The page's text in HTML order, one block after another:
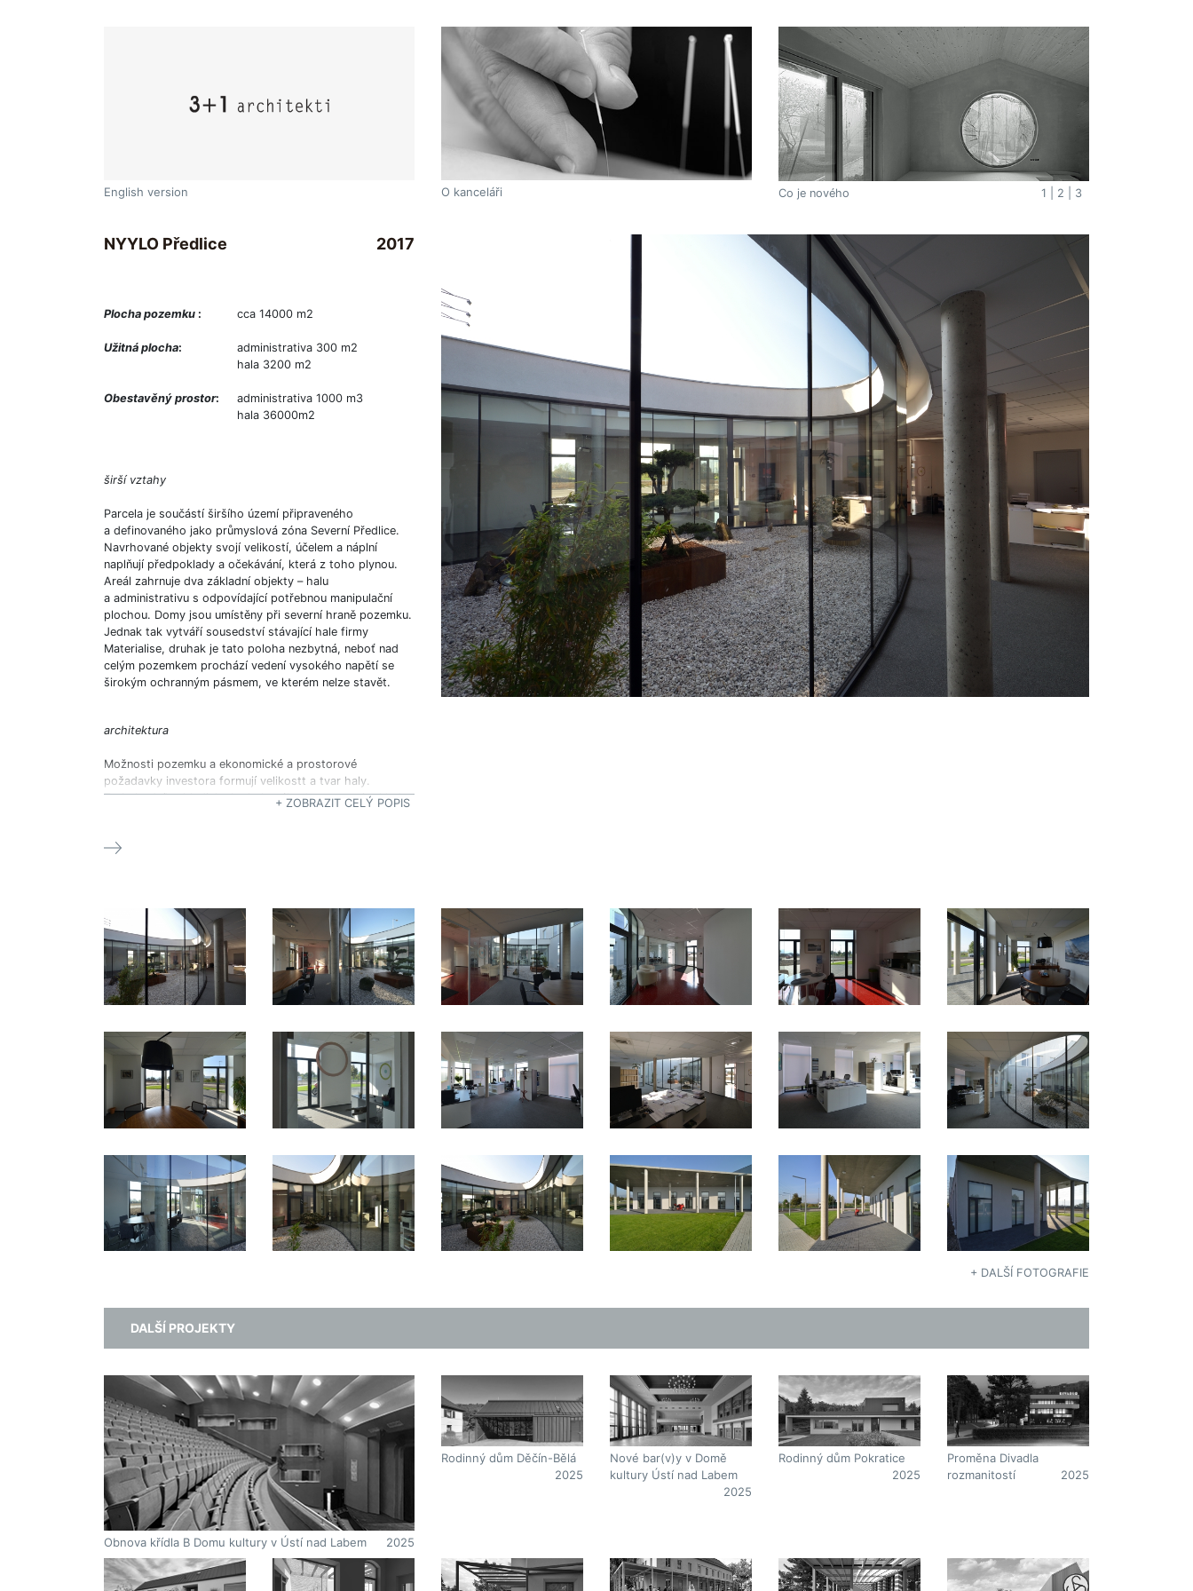
English version O kanceláři 1 2 3
Co je nového
2017
NYYLO Předlice
Plocha pozemku : cca 14000 m2
Užitná plocha:
administrativa 300 m2
hala 3200 m2
Obestavěný prostor:
administrativa 1000 m3
hala 36000m2
širší vztahy
Parcela je součástí širšího území připraveného
a definovaného jako průmyslová zóna Severní Předlice.
Navrhované objekty svojí velikostí, účelem a náplní
naplňují předpoklady a očekávání, která z toho plynou.
Areál zahrnuje dva základní objekty – halu
a administrativu s odpovídající potřebnou manipulační
plochou. Domy jsou umístěny při severní hraně pozemku.
Jednak tak vytváří sousedství stávající hale firmy
Materialise, druhak je tato poloha nezbytná, neboť nad
celým pozemkem prochází vedení vysokého napětí se
širokým ochranným pásmem, ve kterém nelze stavět.
architektura
Možnosti pozemku a ekonomické a prostorové
požadavky investora formují velikostt a tvar haly.
Z obchodního hlediska by bylo záhodno postavit sklad
parcel), rozumnou obslužností a některými obecnými
Administrativní budova by měla mít jiný charakter. Jemné
půdorysné vybočení z ortogonality natáčí hlavní průčelí
se vstupem směrem ke vjezdu na pozemek. Vzniká tak
vstupní prostor/dvůr, kde se pohybuje člověk
(zaměstnanci, návštěvníci, zákazníci...), nikoliv jen
produkt.
krytá mohutným přesahem střechy (ochrana proti dešti
a slunci) a do budoucna také vzrostlé, s rozmyslem
zasazené stromy.
V drobnějším měřítku a intimnějším rozměru by mělo
podobně fungovat vnitřní měkce tvarované atrium.
Abstraktní opakovaný „nekonečný“ rytmus plných
obrazem neúprosnosti pracovního rytmu, organizace
a pohybu komodit, jakožto hlavní firemní náplně.
V průběhu stavby jsme se všichni v mnohém poučili. Čím
dál neodbytněji pak vyvstávala otázka, zda je vůbec
správný náš původní cíl pokousit se v neúprosně
ekonomickém a velmi hloupém úředně/politickém
+ ZOBRAZIT CELÝ POPIS
+ DALŠÍ FOTOGRAFIE
DALŠÍ PROJEKTY
Obnova křídla B Domu kultury v Ústí nad Labem 2025
Rodinný dům Děčín-Bělá
2025
Nové bar(v)y v Domě
kultury Ústí nad Labem
2025
Rodinný dům Pokratice
2025
Proměna Divadla
rozmanitostí
2025